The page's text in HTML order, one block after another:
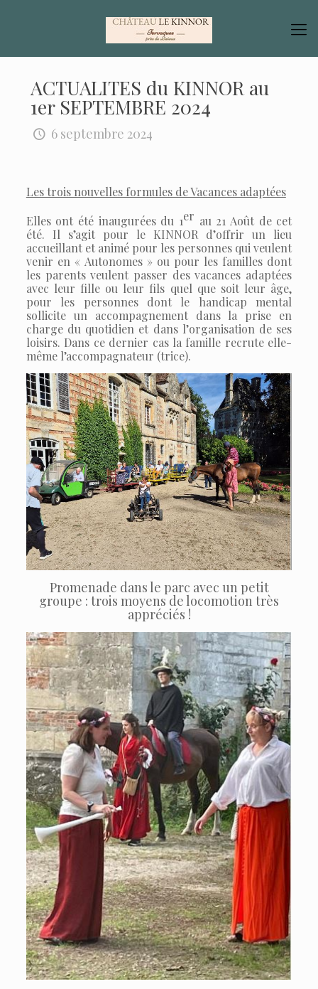
ACTUALITES du KINNOR au
1er SEPTEMBRE 2024
6 septembre 2024
Les trois nouvelles formules de Vacances adaptées
Elles ont été inaugurées du 1er au 21 Août de cet
été. Il s’agit pour le KINNOR d’offrir un lieu
accueillant et animé pour les personnes qui veulent
venir en « Autonomes » ou pour les familles dont
les parents veulent passer des vacances adaptées
avec leur fille ou leur fils quel que soit leur âge,
pour les personnes dont le handicap mental
sollicite un accompagnement dans la prise en
charge du quotidien et dans l’organisation de ses
loisirs. Dans ce dernier cas la famille recrute elle-
même l’accompagnateur (trice).
Promenade dans le parc avec un petit
groupe : trois moyens de locomotion très
appréciés !